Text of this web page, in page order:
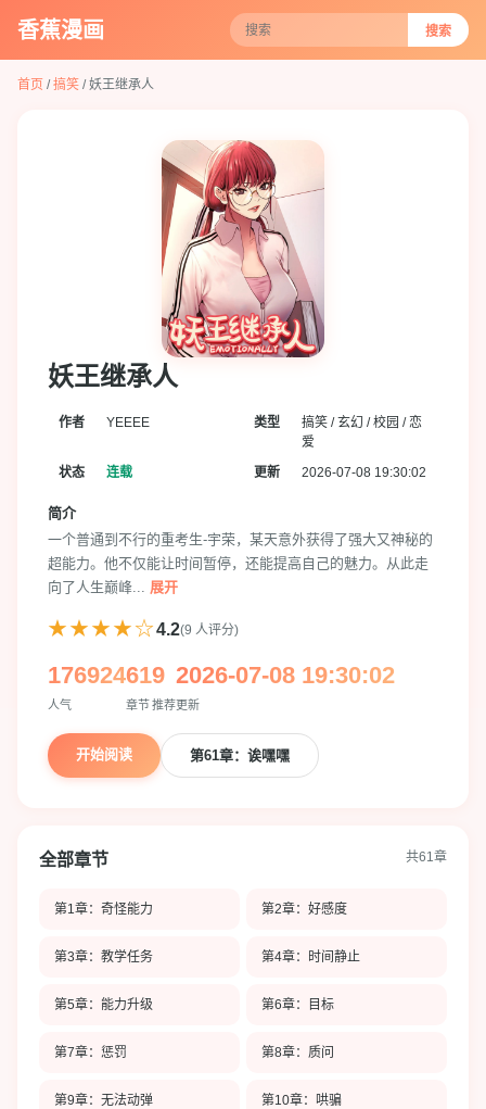
香蕉漫画 搜索
首页 /搞笑 / 妖王继承人
妖王继承人
作者 YEEEE 类型
搞笑 / 玄幻 / 校园 / 恋
爱
状态
连载 更新 2026-07-08 19:30:02
简介
一个普通到不行的重考生-宇荣，某天意外获得了强大又神秘的
超能力。他不仅能让时间暂停，还能提高自己的魅力。从此走
向了人生巅峰... 展开
★★★★☆4.2(9 人评分)
176924
人气
61
章节
9
推荐
2026-07-08 19:30:02
更新
开始阅读 第61章：诶嘿嘿
全部章节 共61章
第1章：奇怪能力 第2章：好感度
第3章：教学任务 第4章：时间静止
第5章：能力升级 第6章：目标
第7章：惩罚 第8章：质问
第9章：无法动弹 第10章：哄骗